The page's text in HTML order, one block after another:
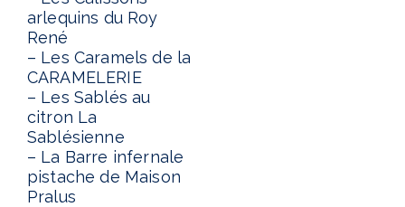
arlequins du Roy
René
– Les Caramels de la
CARAMELERIE
– Les Sablés au
citron La
Sablésienne
– La Barre infernale
pistache de Maison
Pralus